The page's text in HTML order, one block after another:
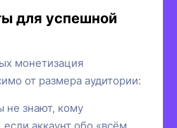
для успешной
монетизация
от размера аудитории:
не знают, кому
аккаунт обо «всём